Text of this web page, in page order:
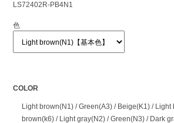
LS72402R-PB4N1
色
COLOR
Light brown(N1) / Green(A3) / Beige(K1) / Light
brown(k6) / Light gray(N2) / Green(N3) / Dark